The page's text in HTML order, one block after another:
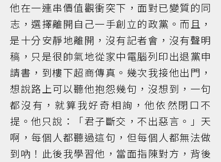
他在一連串價值觀衝突下，面對已變質的同
志，選擇離開自己一手創立的政黨。而且，
是十分安靜地離開，沒有記者會，沒有聲明
稿，只是很帥氣地從家中電腦列印出退黨申
請書，到樓下超商傳真。幾次我接他出門，
想說路上可以聽他抱怨幾句，沒想到，一句
都沒有，就算我好奇相詢，他依然閉口不
提。他只說：「君子斷交，不出惡言。」天
啊，每個人都聽過這句，但每個人都無法做
到吶！此後我學習他，當面指陳對方，背後